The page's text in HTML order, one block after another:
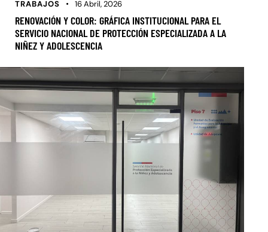
TRABAJOS 16 Abril, 2026
RENOVACIÓN Y COLOR: GRÁFICA INSTITUCIONAL PARA EL
SERVICIO NACIONAL DE PROTECCIÓN ESPECIALIZADA A LA
NIÑEZ Y ADOLESCENCIA